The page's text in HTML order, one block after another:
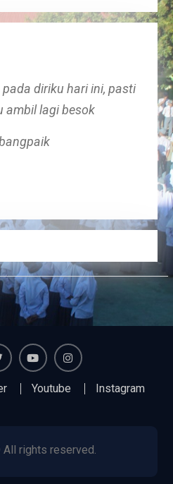
diriku hari ini, pasti
ambil lagi besok
Twiter Instagram
Youtube Instagram
rights reserved.